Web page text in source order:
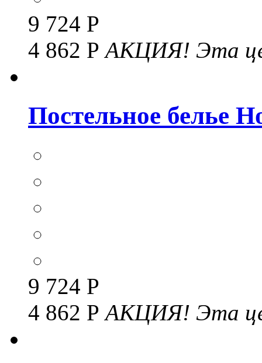
9 724 Р
4 862 РАКЦИЯ! Эта
Постельное белье
9 724 Р
4 862 РАКЦИЯ! Эта